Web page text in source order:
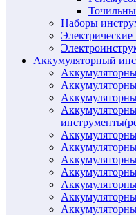
Наборы
Электрические
Аккумуляторный